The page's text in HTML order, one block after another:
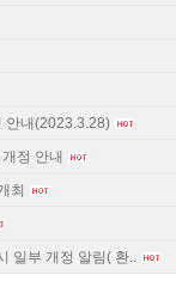
안내(2023.3.28)
정 안내
최
일부 개정 알림( 환..